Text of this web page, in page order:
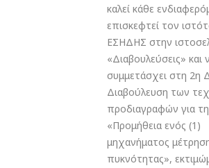
καλεί κάθε
επισκεφτεί τον
ΕΣΗΔΗΣ στην
«Διαβουλεύσεις» και
συμμετάσχει στη 2η
Διαβούλευση των
προδιαγραφών για
«Προμήθεια ενός (1)
μηχανήματος
πυκνότητας»,